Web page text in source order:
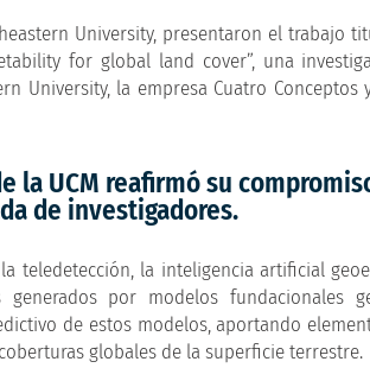
University, presentaron el trabajo
for global land cover”, una
University, la empresa Cuatro
la UCM reafirmó su
de investigadores.
teledetección, la inteligencia artificial
por modelos fundacionales
de estos modelos, aportando
globales de la superficie terrestre.